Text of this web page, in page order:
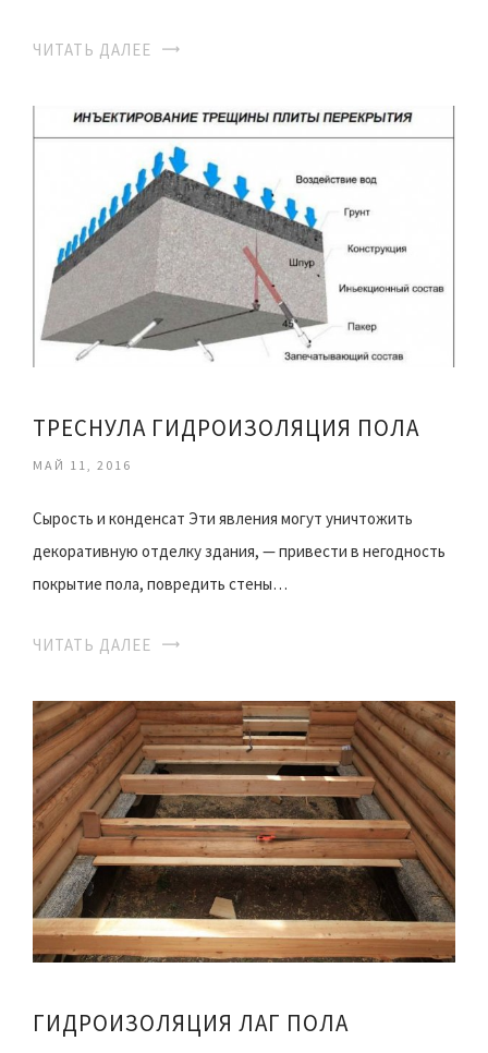
ЧИТАТЬ ДАЛЕЕ
ТРЕСНУЛА ГИДРОИЗОЛЯЦИЯ ПОЛА
МАЙ 11, 2016
Сырость и конденсат Эти явления могут уничтожить
декоративную отделку здания, — привести в негодность
покрытие пола, повредить стены…
ЧИТАТЬ ДАЛЕЕ
ГИДРОИЗОЛЯЦИЯ ЛАГ ПОЛА